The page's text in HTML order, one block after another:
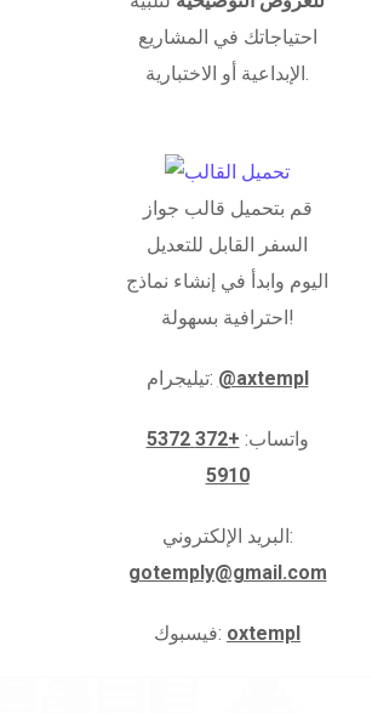
احتياجاتك في المشاريع
الإبداعية أو الاختبارية.
قم بتحميل قالب جواز
السفر القابل للتعديل
اليوم وابدأ في إنشاء نماذج
احترافية بسهولة!
تيليجرام: @axtempl
واتساب:
+372 5372
5910
البريد الإلكتروني:
gotemply@gmail.com
فيسبوك: oxtempl